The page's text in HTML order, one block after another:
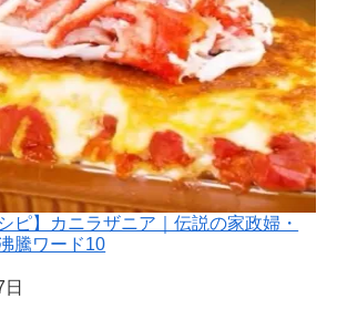
ピ】カニラザニア｜伝説の家政婦・
騰ワード10